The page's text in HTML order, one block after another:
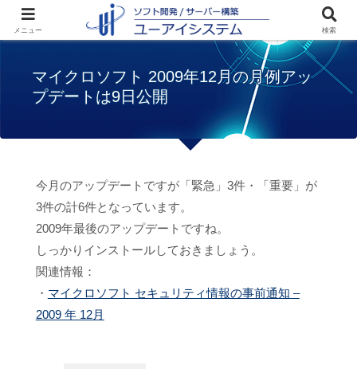
お知らせ
マイクロソフト 2009年
12月の月例アップデートは9日公開
マイクロソフト 2009年12月の月例アッ
プデートは9日公開
今月のアップデートですが「緊急」3件・「重要」が
3件の計6件となっています。
2009年最後のアップデートですね。
しっかりインストールしておきましょう。
関連情報：
・ マイクロソフト セキュリティ情報の事前通知 –
2009 年 12月
メニュー 検索